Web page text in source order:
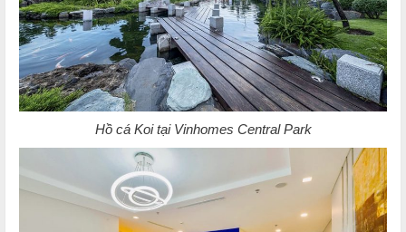
Hồ cá Koi tại Vinhomes Central Park